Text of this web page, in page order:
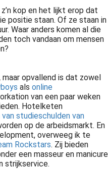
kop en het lijkt erop dat
positie staan. Of ze staan in
Waar anders komen al die
toch vandaan om mensen
maar opvallend is dat zowel
als online
van een paar weken
Hotelketen
studieschulden van
op de arbeidsmarkt. En
overweeg ik te
Rockstars. Zij bieden
een masseur en manicure
strijkservice.